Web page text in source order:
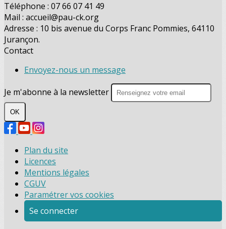
Téléphone : 07 66 07 41 49
Mail : accueil@pau-ck.org
Adresse : 10 bis avenue du Corps Franc Pommies, 64110
Jurançon.
Contact
Envoyez-nous un message
Je m'abonne à la newsletter
OK
Plan du site
Licences
Mentions légales
CGUV
Paramétrer vos cookies
Se connecter